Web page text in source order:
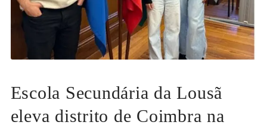
Escola Secundária da Lousã
eleva distrito de Coimbra na